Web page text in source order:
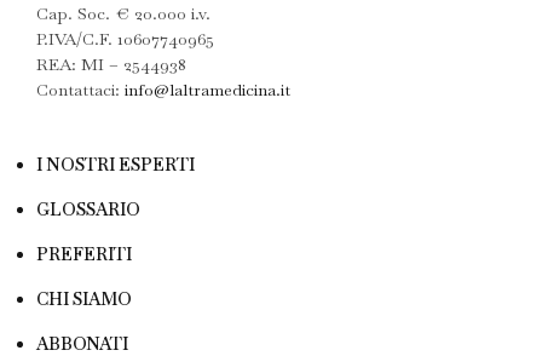
Cap. Soc. € 20.000 i.v.
P.IVA/C.F. 10607740965
REA: MI – 2544938
Contattaci: info@laltramedicina.it
I NOSTRI ESPERTI
GLOSSARIO
PREFERITI
CHI SIAMO
ABBONATI